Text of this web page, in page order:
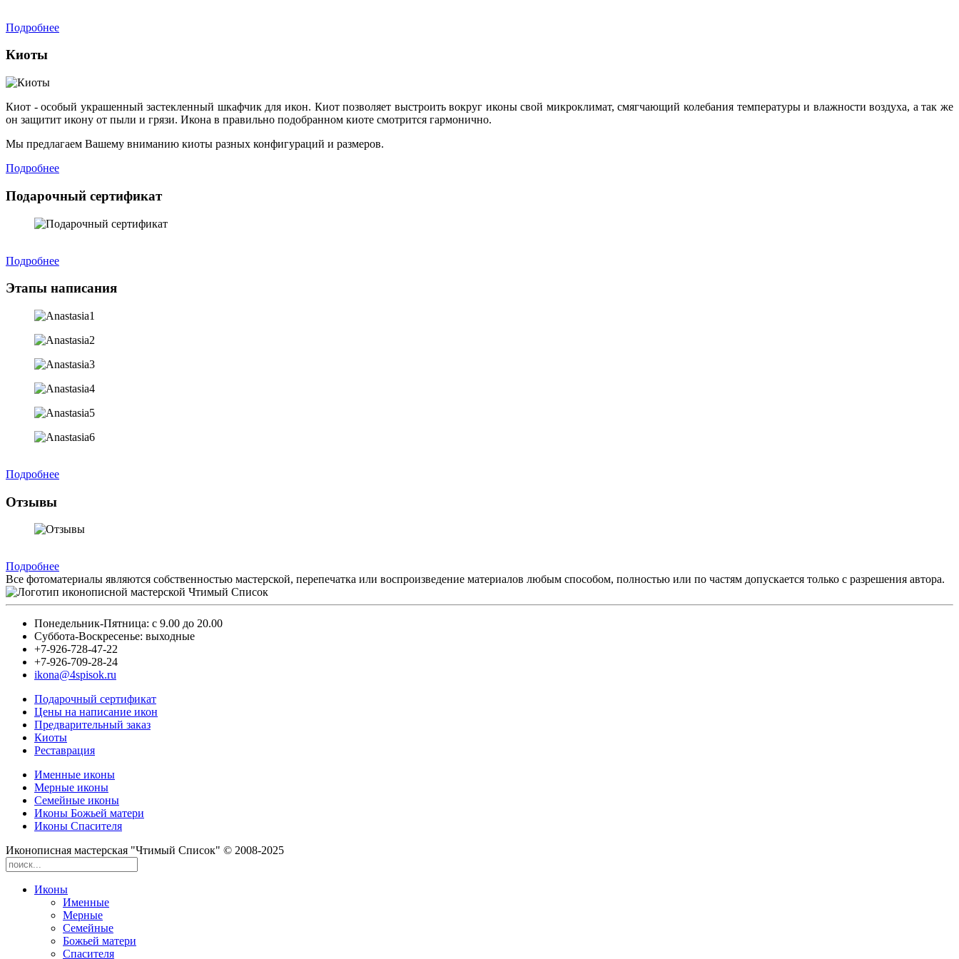
Подробнее
Киоты
Киот - особый украшенный застекленный шкафчик для икон. Киот позволяет выстроить вокруг иконы свой микроклимат, смягчающий колебания температуры и влажности воздуха, а так же
он защитит икону от пыли и грязи. Икона в правильно подобранном киоте смотрится гармонично.
Мы предлагаем Вашему вниманию киоты разных конфигураций и размеров.
Подробнее
Подарочный сертификат
Подробнее
Этапы написания
Подробнее
Отзывы
Подробнее
Все фотоматериалы являются собственностью мастерской, перепечатка или воспроизведение материалов любым способом, полностью или по частям допускается только с разрешения автора.
Понедельник-Пятница: с 9.00 до 20.00
Суббота-Воскресенье: выходные
+7-926-728-47-22
+7-926-709-28-24
ikona@4spisok.ru
Подарочный сертификат
Цены на написание икон
Предварительный заказ
Киоты
Реставрация
Именные иконы
Мерные иконы
Семейные иконы
Иконы Божьей матери
Иконы Спасителя
Иконописная мастерская "Чтимый Список" © 2008-2025
Иконы
Именные
Мерные
Семейные
Божьей матери
Спасителя